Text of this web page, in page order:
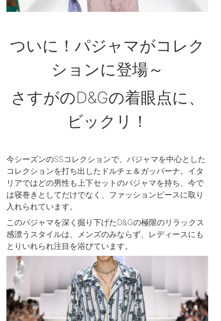
ついに！パジャマがコレク
ションに登場～
さすがのD&Gの着眼点に、
ビックリ！
今シーズンのSSコレクションで、パジャマを中心とした
コレクションを打ち出したドルチェ＆ガッパーナ。イタ
リアではどの男性も上下セットのパジャマを持ち、今で
は寝巻きとしてだけでなく、ファッションピースに取り
入れられています。
このパジャマを深く掘り下げたD&Gの極限のリラックス
感漂うスタイルは、メンズのみならず、レディースにも
とりいれられ注目を浴びています。